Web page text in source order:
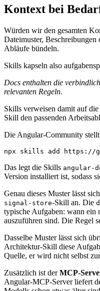
Kontext bei
Würden wir den gesamten
Dateimuster,
Abläufe bündeln.
Skills kapseln also
Docs enthalten die
relevanten Regeln.
Skills verweisen damit auf
Skill den passenden
Die Angular-Community
npx skills add https://
Das legt die Skills angular-
Version installiert ist, sodass
Genau dieses Muster lässt
signal-store-Skill an. Die
typische Aufgaben: wann ein
auszuführen sind. Die Regel
Dasselbe Muster lässt sich
Architektur-Skill diese
Quelle, er wird nicht selbst
Zusätzlich ist derMCP-
Angular-MCP-Server liefert